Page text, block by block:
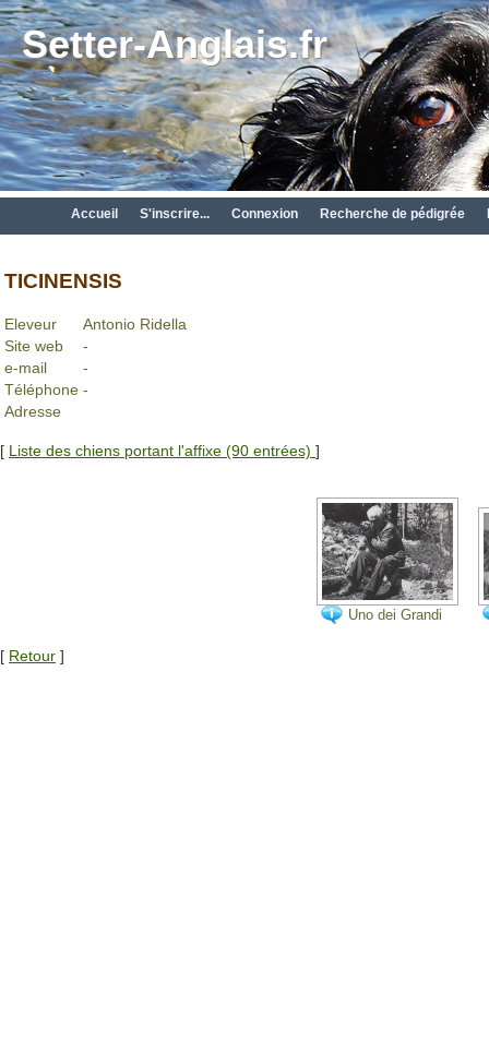
Setter-Anglais.fr
Accueil S'inscrire... Connexion Recherche de pédigrée
TICINENSIS
Eleveur
Antonio Ridella
Site web
-
e-mail
-
Téléphone -
Adresse
[ Liste des chiens portant l'affixe (90 entrées) ]
Uno dei Grandi
[ Retour ]